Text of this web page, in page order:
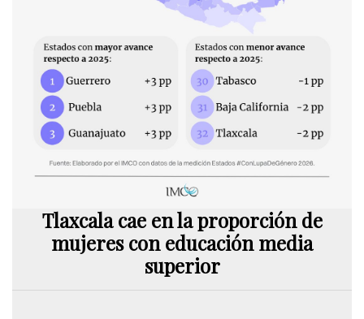
Tlaxcala cae en la proporción de
mujeres con educación media
superior